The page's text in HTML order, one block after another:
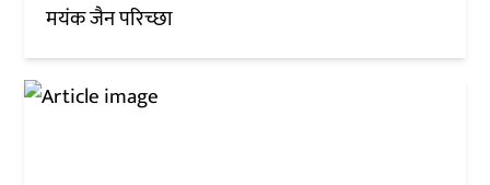
मयंक जैन परिच्छा